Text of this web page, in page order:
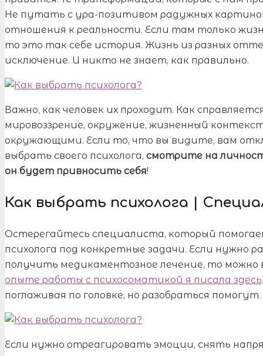
Не путать с ура-позитивом радужных
отношения к реальности. Если там только
то это так себе история. Жизнь из разных
исключение. И никто не знает, как правильно.
Важно, как человек их проходит. Как
мировоззрение, окружение, жизненный
окружающими. Если то, что вы видите, вам
выбрать своего психолога, смотрите на
он будет привносить себя!
Как выбрать психолога |
Остерегайтесь специалиста, который
психолога под конкретные задачи. Если нужно
получить медикаментозное лечение, то можно
опыте работы с психосоматикой я писала здесь
поглаживая по головке, но разобраться помогут.
Если нужно отреагировать эмоции, снять